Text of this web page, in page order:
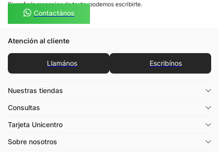
Si preferís mensajes de texto, podemos escribirte.
Contactános
Atención al cliente
Llamános Escribínos
Nuestras tiendas
Consultas
Tarjeta Unicentro
Sobre nosotros